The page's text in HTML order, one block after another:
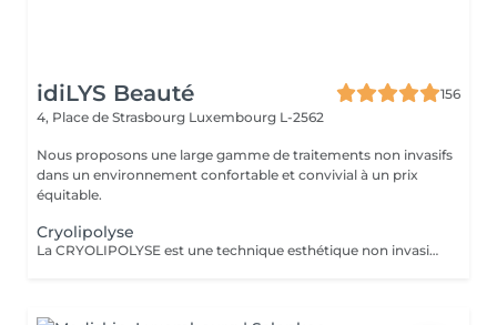
idiLYS Beauté
156
4, Place de Strasbourg Luxembourg L-2562
Nous proposons une large gamme de traitements non invasifs
dans un environnement confortable et convivial à un prix
équitable.
Cryolipolyse
La CRYOLIPOLYSE est une technique esthétique non invasive qui utilise le froid pour réduire les amas graisseux localisés. La LUMINOTHÉRAPIE du visage consiste à exposer la peau à des lumières LED afin de stimuler le renouvellement cellulaire et améliorer l'éclat du teint.